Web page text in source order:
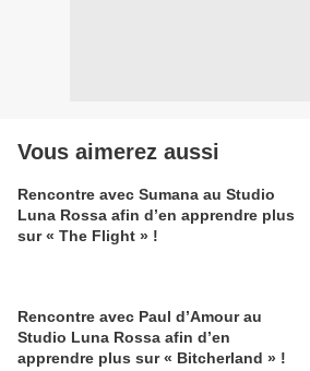
Vous aimerez aussi
Rencontre avec Sumana au Studio
Luna Rossa afin d’en apprendre plus
sur « The Flight » !
Rencontre avec Paul d’Amour au
Studio Luna Rossa afin d’en
apprendre plus sur « Bitcherland » !